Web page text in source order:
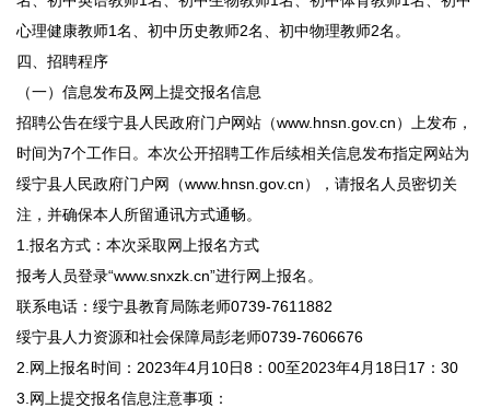
心理健康教师1名、初中历史教师2名、初中物理教师2名。
四、招聘程序
（一）信息发布及网上提交报名信息
招聘公告在绥宁县人民政府门户网站（www.hnsn.gov.cn）上发布，
时间为7个工作日。本次公开招聘工作后续相关信息发布指定网站为
绥宁县人民政府门户网（www.hnsn.gov.cn），请报名人员密切关
注，并确保本人所留通讯方式通畅。
1.报名方式：本次采取网上报名方式
报考人员登录“www.snxzk.cn”进行网上报名。
联系电话：绥宁县教育局陈老师0739-7611882
绥宁县人力资源和社会保障局彭老师0739-7606676
2.网上报名时间：2023年4月10日8：00至2023年4月18日17：30
3.网上提交报名信息注意事项：